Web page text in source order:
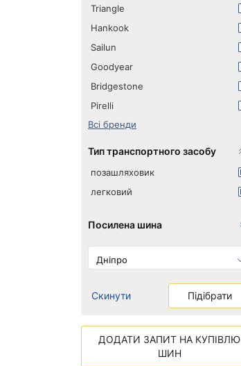
Triangle
Hankook
Sailun
Goodyear
Bridgestone
Pirelli
Всі бренди
Тип транспортного засобу
позашляховик
легковий
Посилена шина
Дніпро
Скинути Підібрати
ДОДАТИ ЗАПИТ НА КУПІВЛЮ
ШИН